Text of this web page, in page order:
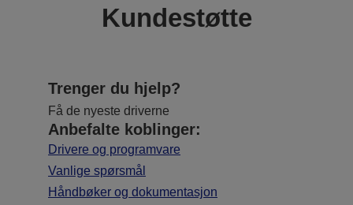
Kundestøtte
Trenger du hjelp?
Få de nyeste driverne
Anbefalte koblinger:
Drivere og programvare
Vanlige spørsmål
Håndbøker og dokumentasjon